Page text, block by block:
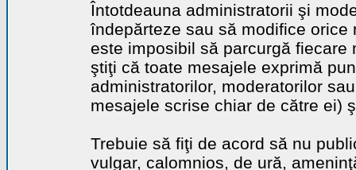
Întotdeauna administratorii şi
îndepărteze sau să modifice
este imposibil să parcurgă
ştiţi că toate mesajele exprimă
administratorilor, moderatorilor
mesajele scrise chiar de către ei)
Trebuie să fiţi de acord să nu
vulgar, calomnios, de ură,